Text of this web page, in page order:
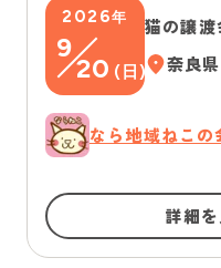
2026年
9
20 ( 日)
猫の譲渡
奈良県
なら地域ねこの
詳細